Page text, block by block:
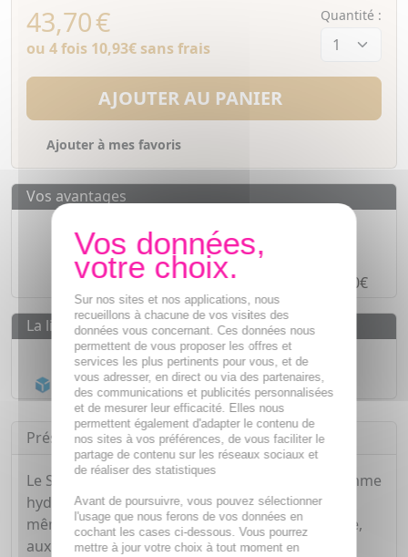
43,70€
ou 4 fois 10,93€ sans frais
Quantité :
AJOUTER AU PANIER
Ajouter à mes favoris
Vos avantages
Paiement en ligneSÉCURISÉ
Paiement en
4 fois sans frais à partir de 30€
La livraison
Livraison gratuite dès55€
Acheminement Chronopost en 24h*
Présentation
Le Soin Hydratant Aquapower de Biotherm Homme
hydrate et rafraîchit les peaux sèches et irritées
même après le rasage. Grâce au Plancton de Vie,
aux vitamines et oligo-éléments, la peau est
Sur nos sites et nos applications, nous
recueillons à chacune de vos visites des
données vous concernant. Ces données nous
permettent de vous proposer les offres et
services les plus pertinents pour vous, et de
vous adresser, en direct ou via des partenaires,
des communications et publicités personnalisées
et de mesurer leur efficacité. Elles nous
permettent également d'adapter le contenu de
nos sites à vos préférences, de vous faciliter le
partage de contenu sur les réseaux sociaux et
de réaliser des statistiques
Avant de poursuivre, vous pouvez sélectionner
l'usage que nous ferons de vos données en
cochant les cases ci-dessous. Vous pourrez
mettre à jour votre choix à tout moment en